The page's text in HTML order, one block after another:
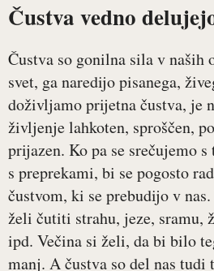
Čustva vedno
Čustva so gonilna sila v naših
svet, ga naredijo pisanega,
doživljamo prijetna čustva, je
življenje lahkoten, sproščen,
prijazen. Ko pa se srečujemo
s preprekami, bi se pogosto
čustvom, ki se prebudijo v
želi čutiti strahu, jeze, sramu,
ipd. Večina si želi, da bi bilo
manj. A čustva so del nas tudi